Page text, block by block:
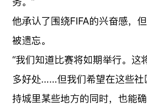
他承认了围绕FIFA的兴奋感，
被遗忘。
“我们知道比赛将如期举行。这
多好处……但我们希望在这些社
持城里某些地方的同时，也能